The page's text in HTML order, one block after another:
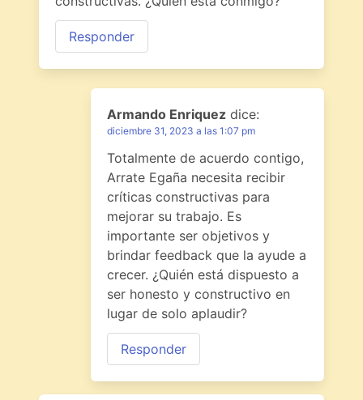
Responder
Armando Enriquez dice:
diciembre 31, 2023 a las 1:07 pm
Totalmente de acuerdo contigo,
Arrate Egaña necesita recibir
críticas constructivas para
mejorar su trabajo. Es
importante ser objetivos y
brindar feedback que la ayude a
crecer. ¿Quién está dispuesto a
ser honesto y constructivo en
lugar de solo aplaudir?
Responder